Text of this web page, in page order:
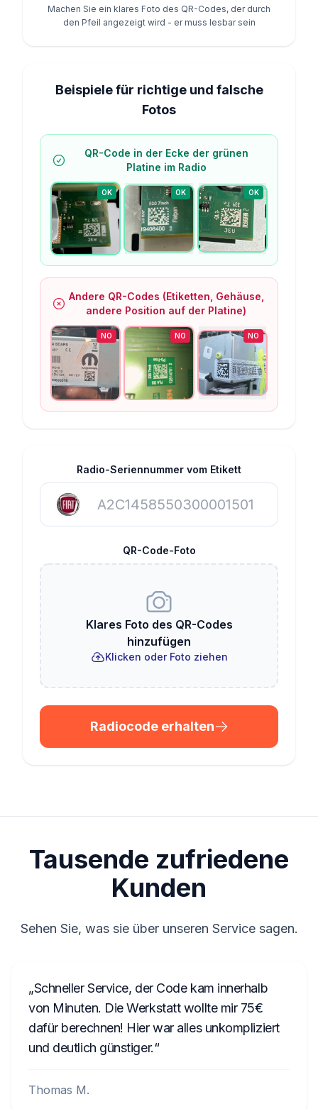
Machen Sie ein klares Foto des QR-Codes, der durch
den Pfeil angezeigt wird - er muss lesbar sein
Beispiele für richtige und falsche
Fotos
QR-Code in der Ecke der grünen
Platine im Radio
OK OK OK
Andere QR-Codes (Etiketten, Gehäuse,
andere Position auf der Platine)
NO NO NO
Radio-Seriennummer vom Etikett
QR-Code-Foto
Klares Foto des QR-Codes
hinzufügen
Klicken oder Foto ziehen
Radiocode erhalten
Tausende zufriedene
Kunden
Sehen Sie, was sie über unseren Service sagen.
Schneller Service, der Code kam innerhalb
von Minuten. Die Werkstatt wollte mir 75€
dafür berechnen! Hier war alles unkompliziert
und deutlich günstiger.
Thomas M.